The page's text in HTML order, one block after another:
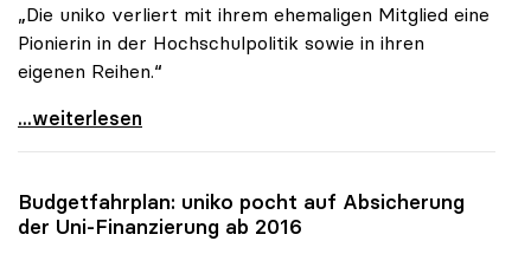
„Die uniko verliert mit ihrem ehemaligen Mitglied eine
Pionierin in der Hochschulpolitik sowie in ihren
eigenen Reihen.“
Universitätenkonferenz trauert um Ingela Bruner
...weiterlesen
Budgetfahrplan: uniko pocht auf Absicherung
der Uni-Finanzierung ab 2016